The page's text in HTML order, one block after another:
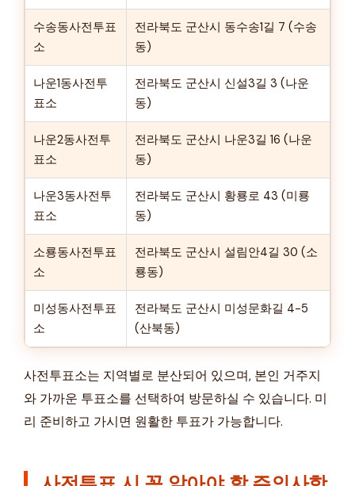
수송동사전투표
소
전라북도 군산시 동수송1길 7 (수송
동)
나운1동사전투
표소
전라북도 군산시 신설3길 3 (나운
동)
나운2동사전투
표소
전라북도 군산시 나운3길 16 (나운
동)
나운3동사전투
표소
전라북도 군산시 황룡로 43 (미룡
동)
소룡동사전투표
소
전라북도 군산시 설림안4길 30 (소
룡동)
미성동사전투표
소
전라북도 군산시 미성문화길 4-5
(산북동)
사전투표소는 지역별로 분산되어 있으며, 본인 거주지
와 가까운 투표소를 선택하여 방문하실 수 있습니다. 미
리 준비하고 가시면 원활한 투표가 가능합니다.